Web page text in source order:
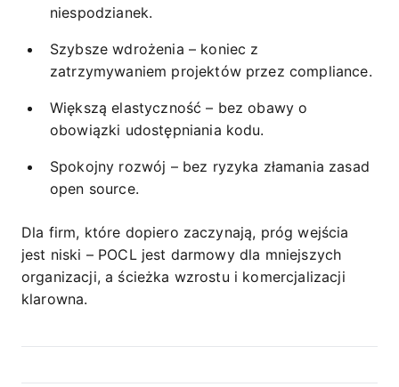
niespodzianek.
Szybsze wdrożenia – koniec z
zatrzymywaniem projektów przez compliance.
Większą elastyczność – bez obawy o
obowiązki udostępniania kodu.
Spokojny rozwój – bez ryzyka złamania zasad
open source.
Dla firm, które dopiero zaczynają, próg wejścia
jest niski – POCL jest darmowy dla mniejszych
organizacji, a ścieżka wzrostu i komercjalizacji
klarowna.